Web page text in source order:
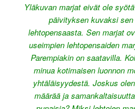
Yläkuvan marjat eivät ole
päivityksen kuvaksi
lehtopensaasta. Sen marjat
useimpien lehtopensaiden
Parempiakin on saatavilla.
minua kotimaisen luonnon
yhtäläisyydestä. Joskus
määrää ja